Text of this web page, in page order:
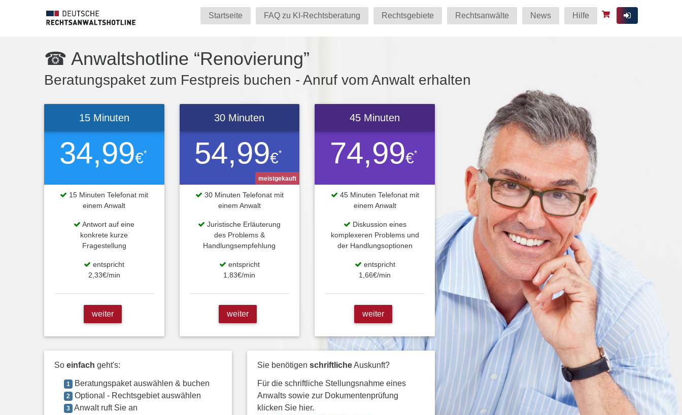
Startseite FAQ zu KI-Rechtsberatung Rechtsgebiete Rechtsanwälte News Hilfe
☎ Anwaltshotline “Renovierung”
Beratungspaket zum Festpreis buchen - Anruf vom Anwalt erhalten
34,99€*
15 Minuten
15 Minuten Telefonat mit
einem Anwalt
Antwort auf eine
konkrete kurze
Fragestellung
entspricht
2,33€/min
weiter
54,99€*
30 Minuten
meistgekauft
30 Minuten Telefonat mit
einem Anwalt
Juristische Erläuterung
des Problems &
Handlungsempfehlung
entspricht
1,83€/min
weiter
74,99€*
45 Minuten
45 Minuten Telefonat mit
einem Anwalt
Diskussion eines
komplexeren Problems und
der Handlungsoptionen
entspricht
1,66€/min
weiter
So einfach geht's:
1 Beratungspaket auswählen & buchen
2 Optional - Rechtsgebiet auswählen
3 Anwalt ruft Sie an
Sie benötigen schriftlicheAuskunft?
Für die schriftliche Stellungsnahme eines
Anwalts sowie zur Dokumentenprüfung
klicken Sie hier.